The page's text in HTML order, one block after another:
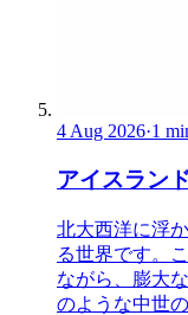
4 Aug 2026·1
アイスラン
北大西洋に浮
る世界です。
ながら、膨大
のような中世